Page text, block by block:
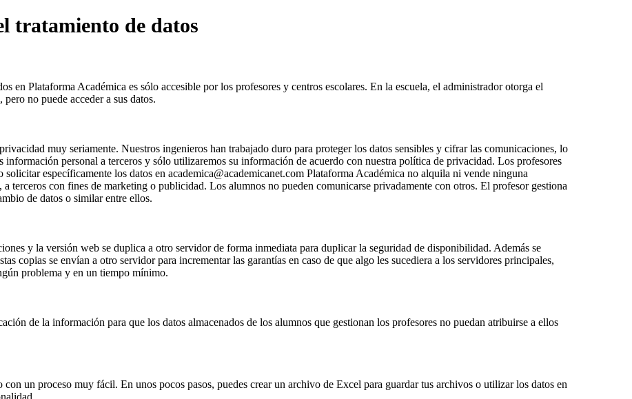
tratamiento de datos
en Plataforma Académica es sólo accesible por los profesores y centros escolares. En la escuela, el administrador otorga el
no puede acceder a sus datos.
muy seriamente. Nuestros ingenieros han trabajado duro para proteger los datos sensibles y cifrar las comunicaciones, lo
información personal a terceros y sólo utilizaremos su información de acuerdo con nuestra política de privacidad. Los profesores
solicitar específicamente los datos en academica@academicanet.com Plataforma Académica no alquila ni vende ninguna
terceros con fines de marketing o publicidad. Los alumnos no pueden comunicarse privadamente con otros. El profesor gestiona
de datos o similar entre ellos.
y la versión web se duplica a otro servidor de forma inmediata para duplicar la seguridad de disponibilidad. Además se
copias se envían a otro servidor para incrementar las garantías en caso de que algo les sucediera a los servidores principales,
problema y en un tiempo mínimo.
de la información para que los datos almacenados de los alumnos que gestionan los profesores no puedan atribuirse a ellos
un proceso muy fácil. En unos pocos pasos, puedes crear un archivo de Excel para guardar tus archivos o utilizar los datos en